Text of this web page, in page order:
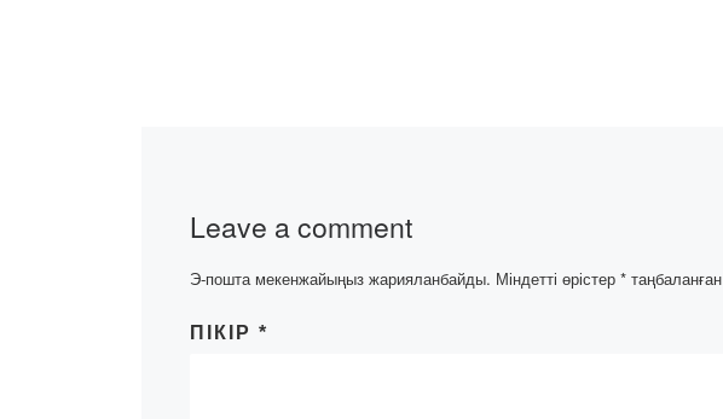
студенттерімен кездесуі
Leave a comment
Э-пошта мекенжайыңыз жарияланбайды. Міндетті өрістер * таңбаланған
ПІКІР *